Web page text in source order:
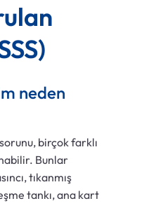
neden
birçok farklı
Bunlar
tıkanmış
tankı, ana kart